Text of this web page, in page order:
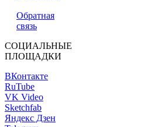
Обратная
связь
СОЦИАЛЬНЫЕ
ПЛОЩАДКИ
ВКонтакте
RuTube
VK Video
Sketchfab
Яндекс Дзен